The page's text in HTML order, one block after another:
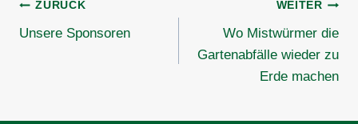
Beitragsnavigation
ZURÜCK
Unsere Sponsoren
WEITER
Wo Mistwürmer die
Gartenabfälle wieder zu
Erde machen